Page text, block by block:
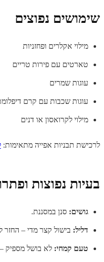
שימושים נפוצים
מילוי אקלרים ופחזניות
טארטים עם פירות טריים
עוגות שמרים
עוגות שכבות עם קרם
מילוי לקרואסון או דנים
לרכישת תבניות אפייה מתאימות:
בעיות נפוצות
גושים: סנן במסננת.
דליל: בישול קצר מדי – החזר
טעם קמחי: לא בושל מספיק